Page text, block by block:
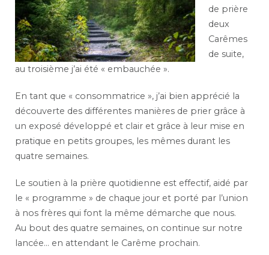
de prière
deux
Carêmes
de suite,
au troisième j’ai été « embauchée ».
En tant que « consommatrice », j’ai bien apprécié la
découverte des différentes manières de prier grâce à
un exposé développé et clair et grâce à leur mise en
pratique en petits groupes, les mêmes durant les
quatre semaines.
Le soutien à la prière quotidienne est effectif, aidé par
le « programme » de chaque jour et porté par l’union
à nos frères qui font la même démarche que nous.
Au bout des quatre semaines, on continue sur notre
lancée… en attendant le Carême prochain.